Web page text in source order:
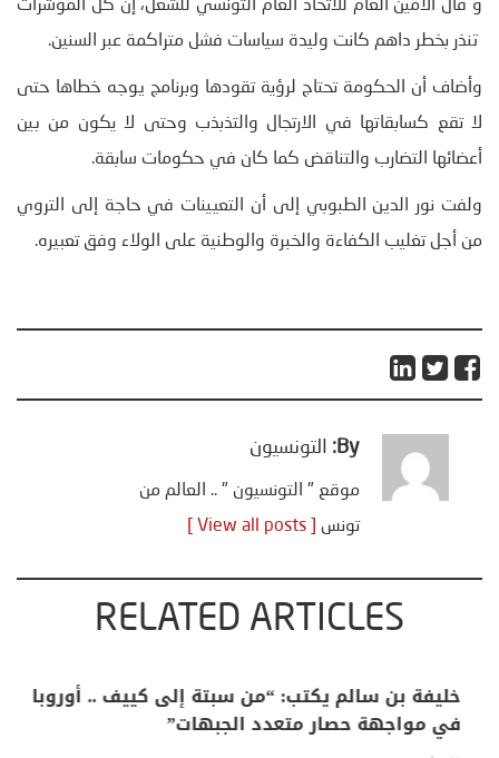
و قال الأمين العام للاتحاد العام التونسي للشغل، إن كل المؤشرات
تنذر بخطر داهم كانت وليدة سياسات فشل متراكمة عبر السنين.
وأضاف أن الحكومة تحتاج لرؤية تقودها وبرنامج يوجه خطاها حتى
لا تقع كسابقاتها في الارتجال والتذبذب وحتى لا يكون من بين
أعضائها التضارب والتناقض كما كان في حكومات سابقة.
ولفت نور الدين الطبوبي إلى أن التعيينات في حاجة إلى التروي
من أجل تغليب الكفاءة والخبرة والوطنية على الولاء وفق تعبيره.
By: التونسيون
موقع " التونسيون " .. العالم من
تونس
RELATED ARTICLES
منذر بالضيافي يكتب حول: التغيرات المناخية: اكثر
من ظاهرة طبيعية .. تحول اجتماعي وحضاري (